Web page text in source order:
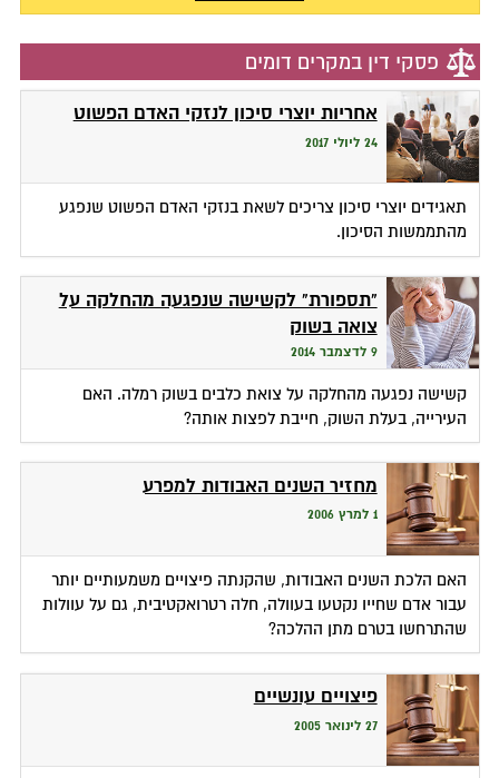
פסקי דין במקרים דומים
אחריות יוצרי סיכון לנזקי האדם הפשוט
24 ליולי 2017
תאגידים יוצרי סיכון צריכים לשאת בנזקי האדם הפשוט שנפגע
מהתממשות הסיכון.
"תספורת" לקשישה שנפגעה מהחלקה על
צואה בשוק
9 לדצמבר 2014
קשישה נפגעה מהחלקה על צואת כלבים בשוק רמלה. האם
העירייה, בעלת השוק, חייבת לפצות אותה?
מחזיר השנים האבודות למפרע
1 למרץ 2006
האם הלכת השנים האבודות, שהקנתה פיצויים משמעותיים יותר
עבור אדם שחייו נקטעו בעוולה, חלה רטרואקטיבית, גם על עוולות
שהתרחשו בטרם מתן ההלכה?
פיצויים עונשיים
27 לינואר 2005